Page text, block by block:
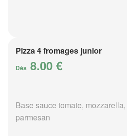
Pizza 4 fromages junior
Dès 8.00 €
Base sauce tomate,
parmesan